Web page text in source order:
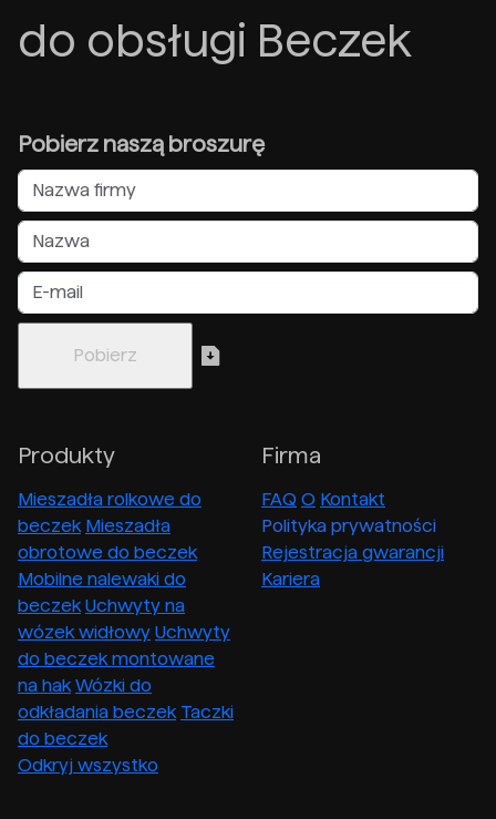
do obsługi Beczek
Pobierz naszą broszurę
Produkty
Mieszadła rolkowe do
beczek Mieszadła
obrotowe do beczek
Mobilne nalewaki do
beczek Uchwyty na
wózek widłowy Uchwyty
do beczek montowane
na hak Wózki do
odkładania beczek Taczki
do beczek
Odkryj wszystko
Firma
FAQ O Kontakt
Polityka prywatności
Rejestracja gwarancji
Kariera